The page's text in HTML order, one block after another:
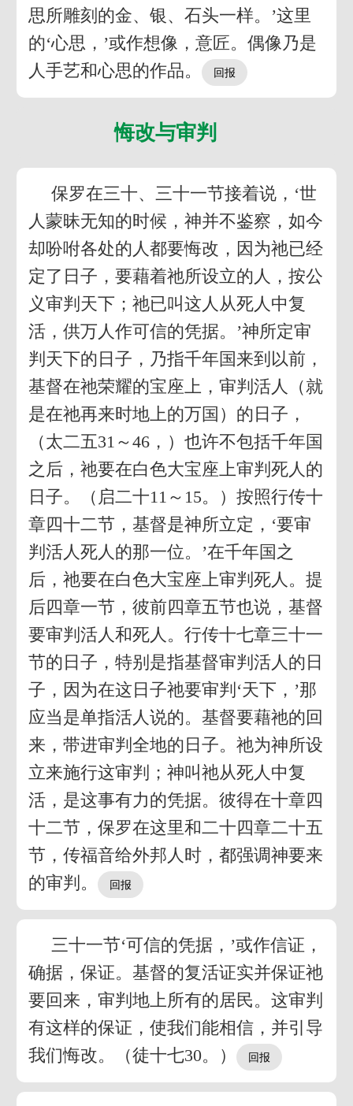
思所雕刻的金、银、石头一样。’这里
的‘心思，’或作想像，意匠。偶像乃是
人手艺和心思的作品。
悔改与审判
保罗在三十、三十一节接着说，‘世
人蒙昧无知的时候，神并不鉴察，如今
却吩咐各处的人都要悔改，因为祂已经
定了日子，要藉着祂所设立的人，按公
义审判天下；祂已叫这人从死人中复
活，供万人作可信的凭据。’神所定审
判天下的日子，乃指千年国来到以前，
基督在祂荣耀的宝座上，审判活人（就
是在祂再来时地上的万国）的日子，
（太二五31～46，）也许不包括千年国
之后，祂要在白色大宝座上审判死人的
日子。（启二十11～15。）按照行传十
章四十二节，基督是神所立定，‘要审
判活人死人的那一位。’在千年国之
后，祂要在白色大宝座上审判死人。提
后四章一节，彼前四章五节也说，基督
要审判活人和死人。行传十七章三十一
节的日子，特别是指基督审判活人的日
子，因为在这日子祂要审判‘天下，’那
应当是单指活人说的。基督要藉祂的回
来，带进审判全地的日子。祂为神所设
立来施行这审判；神叫祂从死人中复
活，是这事有力的凭据。彼得在十章四
十二节，保罗在这里和二十四章二十五
节，传福音给外邦人时，都强调神要来
的审判。
三十一节‘可信的凭据，’或作信证，
确据，保证。基督的复活证实并保证祂
要回来，审判地上所有的居民。这审判
有这样的保证，使我们能相信，并引导
我们悔改。（徒十七30。）